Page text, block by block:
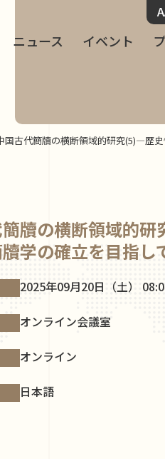
ニュース イベント
国古代簡牘の横断領域的研究(5)―歴
簡牘の横断領域的
学の確⽴を⽬指
2025年09月20日（土）
オンライン会議室
オンライン
日本語